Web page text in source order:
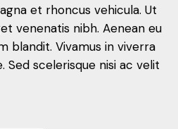
et rhoncus vehicula. Ut
venenatis nibh. Aenean eu
blandit. Vivamus in viverra
Sed scelerisque nisi ac velit